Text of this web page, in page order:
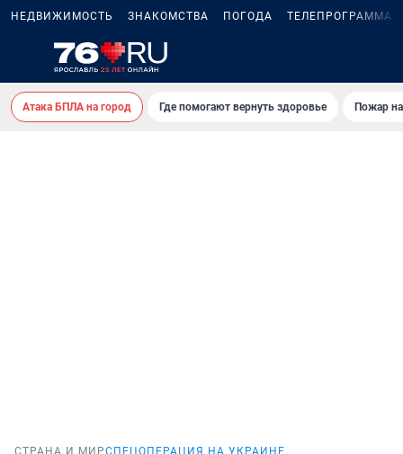
НЕДВИЖИМОСТЬ ЗНАКОМСТВА ПОГОДА ТЕЛЕПРОГРАММА
Атака БПЛА на город Где помогают вернуть здоровье Пожар
СТРАНА И МИРСПЕЦОПЕРАЦИЯ НА УКРАИНЕ